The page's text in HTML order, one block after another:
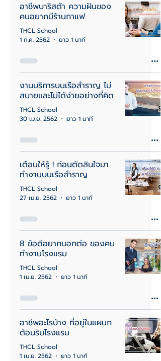
อาชีพบาริสต้า ความฝันของ
คนอยากมีร้านกาแฟ
THCL School
1 ก.ค. 2562
ยาว 1 นาที
งานบริการบนเรือสำราญ ไม่
สบายและไม่ได้ง่ายอย่างที่คิด
THCL School
30 เม.ย. 2562
ยาว 1 นาที
เตือนให้รู้ ! ก่อนตัดสินใจมา
ทำงานบนเรือสำราญ
THCL School
27 เม.ย. 2562
ยาว 1 นาที
8 ข้อดีอยากบอกต่อ ของคน
ทำงานโรงแรม
THCL School
1 เม.ย. 2562
ยาว 1 นาที
อาชีพอะไรบ้าง ที่อยู่ในแผนก
ต้อนรับโรงแรม
THCL School
1 เม.ย. 2562
ยาว 1 นาที